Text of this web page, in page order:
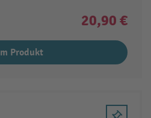
20,90 €
Produkt